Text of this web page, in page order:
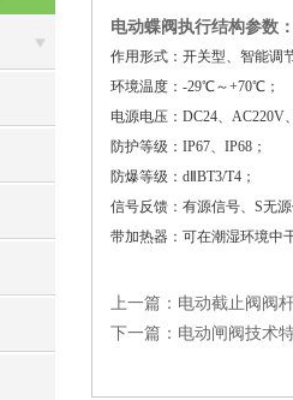
电动蝶阀执行结构参数
作用形式：开关型、智能调
环境温度：-29℃～+70℃；
电源电压：DC24、AC220V
防护等级：IP67、IP68；
防爆等级：dⅡBT3/T4；
信号反馈：有源信号、S无
带加热器：可在潮湿环境中
上一篇： 电动截止阀阀
下一篇： 电动闸阀技术